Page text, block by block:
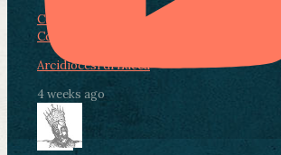
Condividi su Facebook
Condividi su LinkedIn
Arcidiocesi di Lucca
4 weeks ago